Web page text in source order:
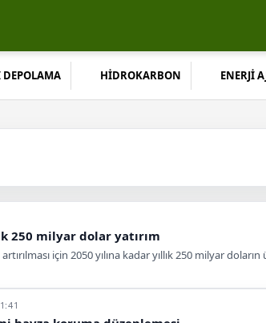
DEPOLAMA HİDROKARBON ENERJİ
250 milyar dolar yatırım
için 2050 yılına kadar yıllık 250 milyar